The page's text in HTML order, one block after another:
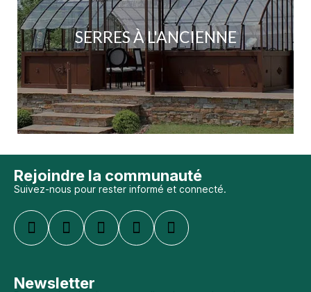
SERRES À L'ANCIENNE
Rejoindre la communauté
Suivez-nous pour rester informé et connecté.
Newsletter